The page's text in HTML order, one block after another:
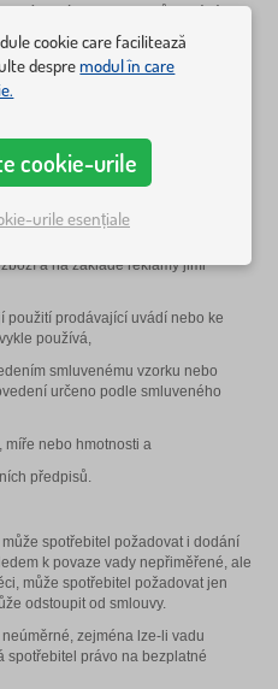
jiných podnikatelů dodává
je buď Kupující spotřebitel
smlouvy jedná v rámci své
při převzetí nemá vady. Zejména
kdy spotřebitel věc převzal,
ujednaly, a chybí-li ujednání, takové
a na základě reklamy jimi
použití prodávající uvádí nebo ke
používá,
smluvenému vzorku nebo
určeno podle smluveného
míře nebo hmotnosti a
předpisů.
spotřebitel požadovat i dodání
k povaze vady nepřiměřené, ale
může spotřebitel požadovat jen
odstoupit od smlouvy.
zejména lze-li vadu
spotřebitel právo na bezplatné
cookie care facilitează
despremodul în care
cookie-urile
urile esențiale